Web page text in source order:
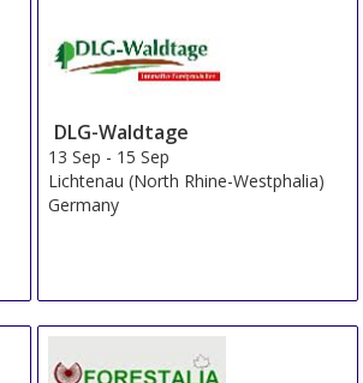
DLG-Waldtage
13 Sep - 15 Sep
Lichtenau (North Rhine-Westphalia)
Germany